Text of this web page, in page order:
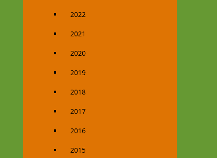
2022
2021
2020
2019
2018
2017
2016
2015